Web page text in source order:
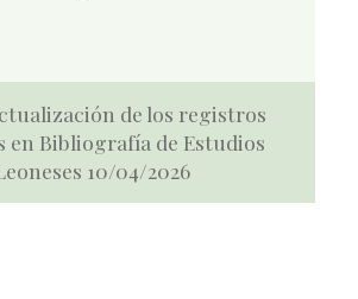
de los registros
en Bibliografía de Estudios
10/04/2026